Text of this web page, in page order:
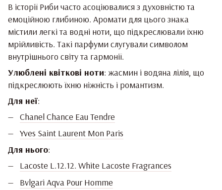
В історії Риби часто асоціювалися з духовністю та
емоційною глибиною. Аромати для цього знака
містили легкі та водні ноти, що підкреслювали їхню
мрійливість. Такі парфуми слугували символом
внутрішнього світу та гармонії.
Улюблені квіткові ноти: жасмин і водяна лілія, що
підкреслюють їхню ніжність і романтизм.
Для неї:
Chanel Chance Eau Tendre
Yves Saint Laurent Mon Paris
Для нього:
Lacoste L.12.12. White Lacoste Fragrances
Bvlgari Aqva Pour Homme